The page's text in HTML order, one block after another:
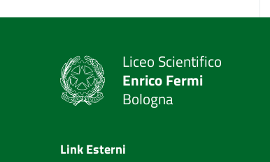
Liceo Scientifico
Enrico Fermi
Bologna
Link Esterni